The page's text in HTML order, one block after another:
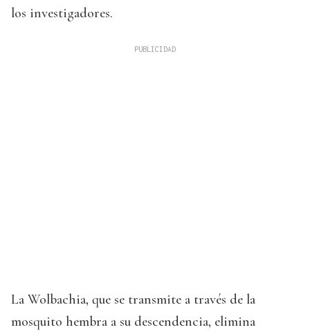
los investigadores.
La Wolbachia, que se transmite a través de la
mosquito hembra a su descendencia, elimina